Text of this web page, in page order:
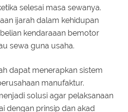
selesai masa sewanya.
ijarah dalam kehidupan
kendaraaan bemotor
sewa guna usaha.
dapat menerapkan sistem
manufaktur.
solusi agar pelaksanaan
dengan prinsip dan akad